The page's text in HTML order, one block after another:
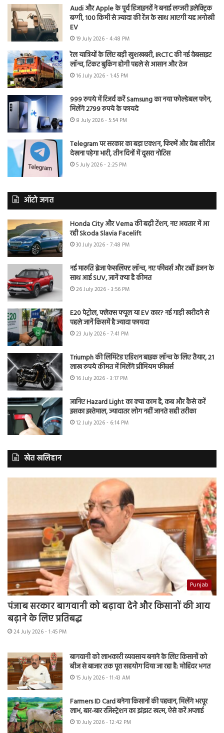
Audi और Apple के पूर्व डिजाइनरों ने बनाई लग्जरी इलेक्ट्रिक
बग्गी, 100 किमी से ज्यादा की रेंज के साथ आएगी यह अनोखी
EV
19 July 2026 - 4:48 PM
रेल यात्रियों के लिए बड़ी खुशखबरी, IRCTC की नई वेबसाइट
लॉन्च, टिकट बुकिंग होगी पहले से आसान और तेज
16 July 2026 - 1:45 PM
999 रुपये में रिजर्व करें Samsung का नया फोल्डेबल फोन,
मिलेंगे 2799 रुपये के फायदे
8 July 2026 - 5:54 PM
Telegram पर सरकार का बड़ा एक्शन, फिल्में और वेब सीरीज
देखना पड़ेगा भारी, तीन दिनों में दूसरा नोटिस
5 July 2026 - 2:25 PM
ऑटो जगत
Honda City और Verna की बढ़ी टेंशन, नए अवतार में आ
रही Skoda Slavia Facelift
30 July 2026 - 7:48 PM
नई मारुति ब्रेजा फेसलिफ्ट लॉन्च, नए फीचर्स और टर्बो इंजन के
साथ आई SUV, जानें क्या है कीमत
26 July 2026 - 3:56 PM
E20 पेट्रोल, फ्लेक्स फ्यूल या EV कार? नई गाड़ी खरीदने से
पहले जानें किसमें है ज्यादा फायदा
23 July 2026 - 7:41 PM
Triumph की लिमिटेड एडिशन बाइक लॉन्च के लिए तैयार, 21
लाख रुपये कीमत में मिलेंगे प्रीमियम फीचर्स
16 July 2026 - 3:17 PM
जानिए Hazard Light का क्या काम है, कब और कैसे करें
इसका इस्तेमाल, ज्यादातर लोग नहीं जानते सही तरीका
12 July 2026 - 6:14 PM
खेत खलिहान
Punjab
पंजाब सरकार बागवानी को बढ़ावा देने और किसानों की आय
बढ़ाने के लिए प्रतिबद्ध
24 July 2026 - 1:45 PM
बागवानी को लाभकारी व्यवसाय बनाने के लिए किसानों को
बीज से बाजार तक पूरा सहयोग दिया जा रहा है: मोहिंदर भगत
15 July 2026 - 11:43 AM
Farmers ID Card बनेगा किसानों की पहचान, मिलेंगे भरपूर
लाभ, बार-बार रजिस्ट्रेशन का झंझट खत्म, ऐसे करें अप्लाई
10 July 2026 - 12:42 PM